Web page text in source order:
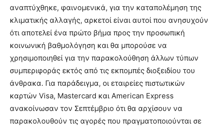
αναπτύχθηκε, φαινομενικά, για την καταπολέμηση της
κλιματικής αλλαγής, αρκετοί είναι αυτοί που ανησυχούν
ότι αποτελεί ένα πρώτο βήμα προς την προσωπική
κοινωνική βαθμολόγηση και θα μπορούσε να
χρησιμοποιηθεί για την παρακολούθηση άλλων τύπων
συμπεριφοράς εκτός από τις εκπομπές διοξειδίου του
άνθρακα. Για παράδειγμα, οι εταιρείες πιστωτικών
καρτών Visa, Mastercard και American Express
ανακοίνωσαν τον Σεπτέμβριο ότι θα αρχίσουν να
παρακολουθούν τις αγορές που πραγματοποιούνται σε